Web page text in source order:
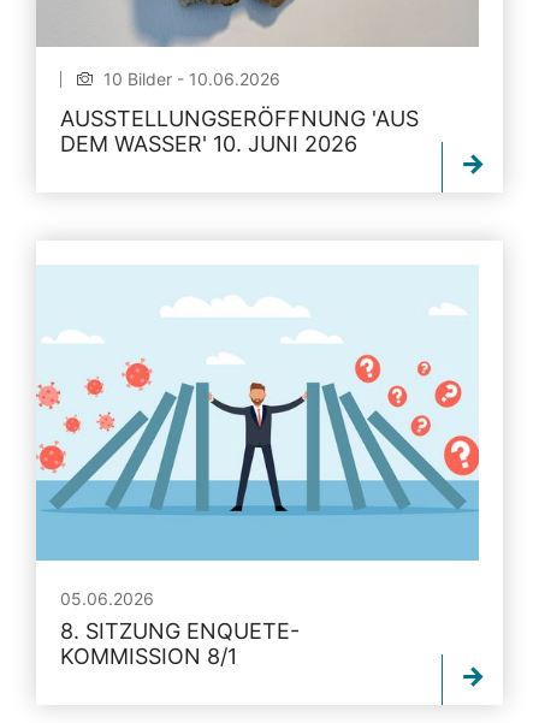
10 Bilder - 10.06.2026
AUSSTELLUNGSERÖFFNUNG 'AUS
DEM WASSER' 10. JUNI 2026
05.06.2026
8. SITZUNG ENQUETE-
KOMMISSION 8/1